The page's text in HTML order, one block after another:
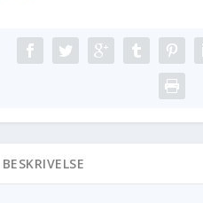
BESKRIVELSE